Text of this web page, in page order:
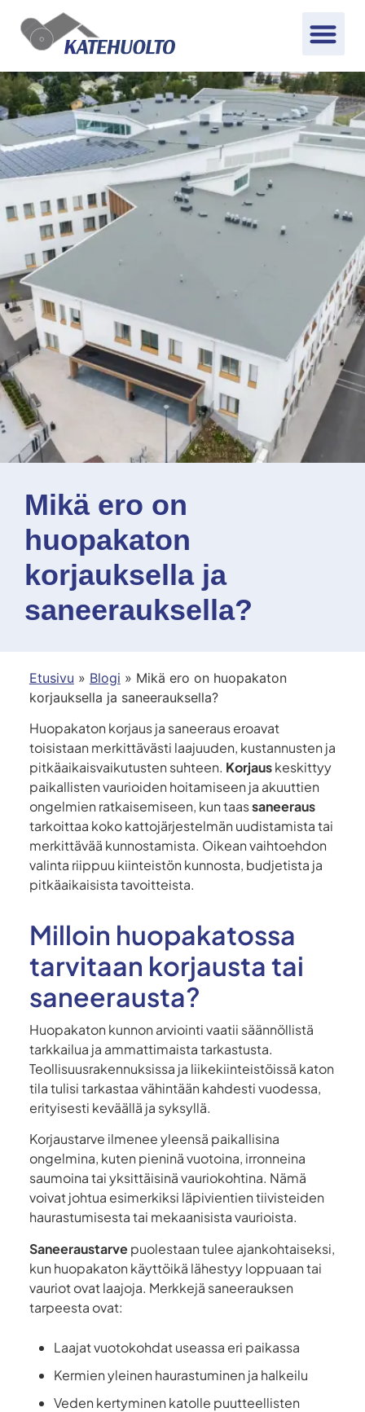
Mikä ero on
huopakaton
korjauksella ja
saneerauksella?
Etusivu » Blogi » Mikä ero on huopakaton
korjauksella ja saneerauksella?
Huopakaton korjaus ja saneeraus eroavat
toisistaan merkittävästi laajuuden, kustannusten ja
pitkäaikaisvaikutusten suhteen. Korjauskeskittyy
paikallisten vaurioiden hoitamiseen ja akuuttien
ongelmien ratkaisemiseen, kun taassaneeraus
tarkoittaa koko kattojärjestelmän uudistamista tai
merkittävää kunnostamista. Oikean vaihtoehdon
valinta riippuu kiinteistön kunnosta, budjetista ja
pitkäaikaisista tavoitteista.
Milloin huopakatossa
tarvitaan korjausta tai
saneerausta?
Huopakaton kunnon arviointi vaatii säännöllistä
tarkkailua ja ammattimaista tarkastusta.
Teollisuusrakennuksissa ja liikekiinteistöissä katon
tila tulisi tarkastaa vähintään kahdesti vuodessa,
erityisesti keväällä ja syksyllä.
Korjaustarve ilmenee yleensä paikallisina
ongelmina, kuten pieninä vuotoina, irronneina
saumoina tai yksittäisinä vauriokohtina. Nämä
voivat johtua esimerkiksi läpivientien tiivisteiden
haurastumisesta tai mekaanisista vaurioista.
Saneeraustarvepuolestaan tulee ajankohtaiseksi,
kun huopakaton käyttöikä lähestyy loppuaan tai
vauriot ovat laajoja. Merkkejä saneerauksen
tarpeesta ovat:
Laajat vuotokohdat useassa eri paikassa
Kermien yleinen haurastuminen ja halkeilu
Veden kertyminen katolle puutteellisten